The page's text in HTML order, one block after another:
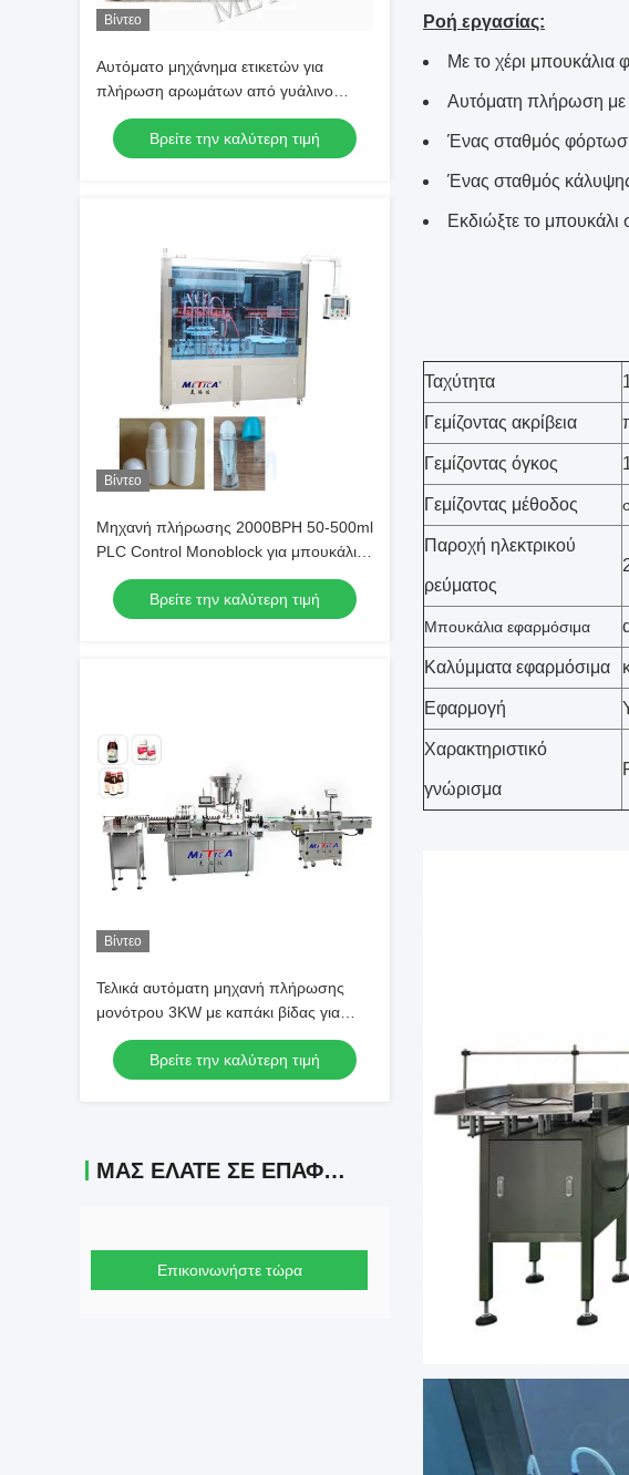
Βίντεο
Αυτόματο μηχάνημα ετικετών για
πλήρωση αρωμάτων από γυάλινο
μπουκάλι
Βρείτε την καλύτερη τιμή
Βίντεο
Μηχανή πλήρωσης 2000BPH 50-500ml
PLC Control Monoblock για μπουκάλια
σε ρολό
Βρείτε την καλύτερη τιμή
Βίντεο
Τελικά αυτόματη μηχανή πλήρωσης
μονότρου 3KW με καπάκι βίδας για
σιρόπι
Βρείτε την καλύτερη τιμή
ΜΑΣ ΕΛΆΤΕ ΣΕ ΕΠΑΦΉ ΜΕ
Επικοινωνήστε τώρα
Ροή εργασίας:
Με το χέρι μπουκάλια
Αυτόματη πλήρωση με
Ένας σταθμός
Ένας σταθμός
Εκδιώξτε το μπουκάλι
Ταχύτητα
Γεμίζοντας ακρίβεια
Γεμίζοντας όγκος
Γεμίζοντας μέθοδος
Παροχή ηλεκτρικού
ρεύματος
Μπουκάλια εφαρμόσιμα
Καλύμματα εφαρμόσιμα
Εφαρμογή
Χαρακτηριστικό
γνώρισμα